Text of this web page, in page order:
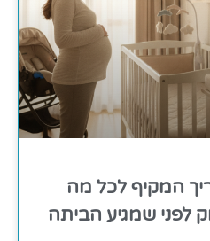
המקיף לכל מה
לפני שמגיע הביתה